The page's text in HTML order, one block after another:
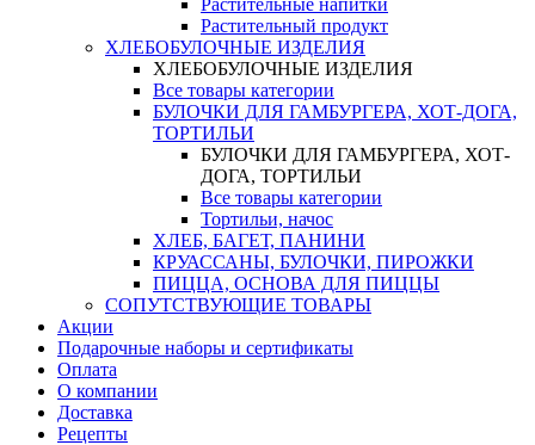
Растительные напитки
Растительный продукт
ХЛЕБОБУЛОЧНЫЕ ИЗДЕЛИЯ
ХЛЕБОБУЛОЧНЫЕ ИЗДЕЛИЯ
Все товары категории
БУЛОЧКИ ДЛЯ ГАМБУРГЕРА, ХОТ-ДОГА,
ТОРТИЛЬИ
БУЛОЧКИ ДЛЯ ГАМБУРГЕРА, ХОТ-
ДОГА, ТОРТИЛЬИ
Все товары категории
Тортильи, начос
ХЛЕБ, БАГЕТ, ПАНИНИ
КРУАССАНЫ, БУЛОЧКИ, ПИРОЖКИ
ПИЦЦА, ОСНОВА ДЛЯ ПИЦЦЫ
СОПУТСТВУЮЩИЕ ТОВАРЫ
Акции
Подарочные наборы и сертификаты
Оплата
О компании
Доставка
Рецепты